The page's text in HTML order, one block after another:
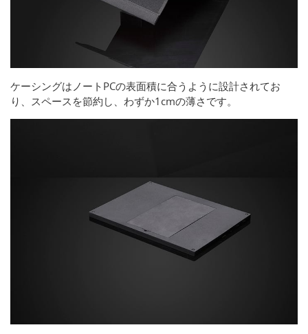
ケーシングはノートPCの表面積に合うように設計されてお
り、スペースを節約し、わずか1cmの薄さです。